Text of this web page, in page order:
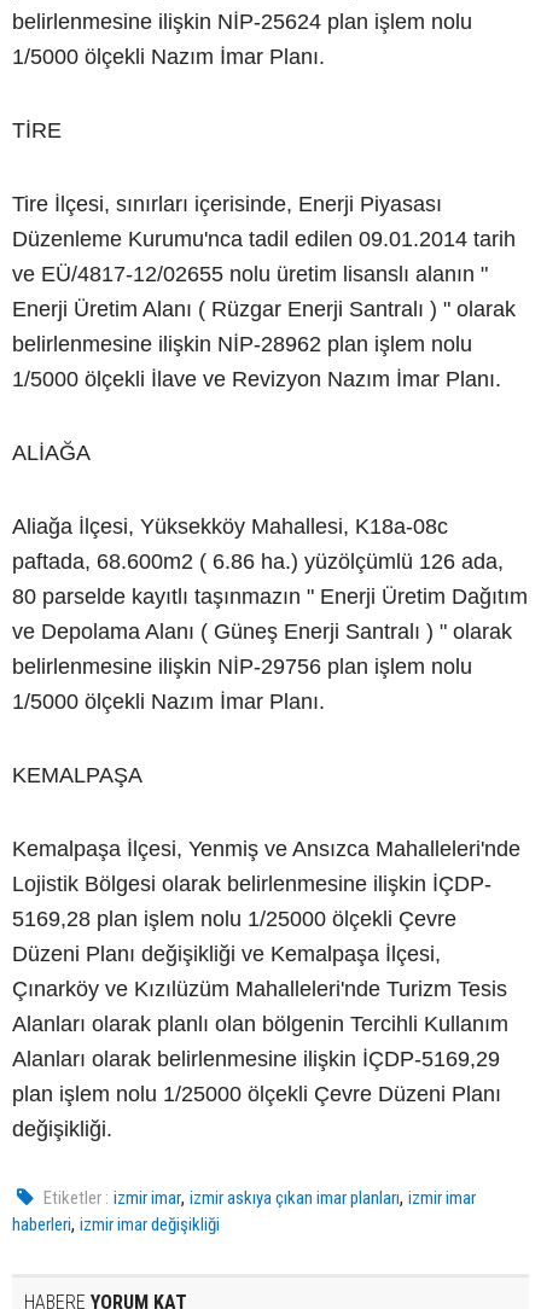
belirlenmesine ilişkin NİP-25624 plan işlem nolu
1/5000 ölçekli Nazım İmar Planı.
TİRE
Tire İlçesi, sınırları içerisinde, Enerji Piyasası
Düzenleme Kurumu'nca tadil edilen 09.01.2014 tarih
ve EÜ/4817-12/02655 nolu üretim lisanslı alanın "
Enerji Üretim Alanı ( Rüzgar Enerji Santralı ) " olarak
belirlenmesine ilişkin NİP-28962 plan işlem nolu
1/5000 ölçekli İlave ve Revizyon Nazım İmar Planı.
ALİAĞA
Aliağa İlçesi, Yüksekköy Mahallesi, K18a-08c
paftada, 68.600m2 ( 6.86 ha.) yüzölçümlü 126 ada,
80 parselde kayıtlı taşınmazın " Enerji Üretim Dağıtım
ve Depolama Alanı ( Güneş Enerji Santralı ) " olarak
belirlenmesine ilişkin NİP-29756 plan işlem nolu
1/5000 ölçekli Nazım İmar Planı.
KEMALPAŞA
Kemalpaşa İlçesi, Yenmiş ve Ansızca Mahalleleri'nde
Lojistik Bölgesi olarak belirlenmesine ilişkin İÇDP-
5169,28 plan işlem nolu 1/25000 ölçekli Çevre
Düzeni Planı değişikliği ve Kemalpaşa İlçesi,
Çınarköy ve Kızılüzüm Mahalleleri'nde Turizm Tesis
Alanları olarak planlı olan bölgenin Tercihli Kullanım
Alanları olarak belirlenmesine ilişkin İÇDP-5169,29
plan işlem nolu 1/25000 ölçekli Çevre Düzeni Planı
değişikliği.
Etiketler : izmir imar,izmir askıya çıkan imar planları,izmir imar
haberleri, izmir imar değişikliği
HABERE YORUM KAT